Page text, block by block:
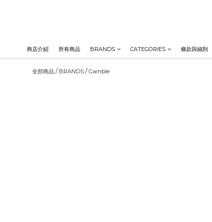
商店介紹 所有商品 BRANDS CATEGORIES 條款與細則
全部商品 / BRANDS /Gamble